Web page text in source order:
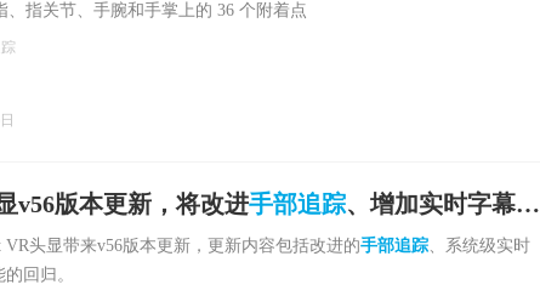
指关节、手腕和手掌上的 36 个附着点
v56版本更新，将改进手部追踪、增加实时字幕及
VR头显带来v56版本更新，更新内容包括改进的手部追踪、系统级实时
回归。